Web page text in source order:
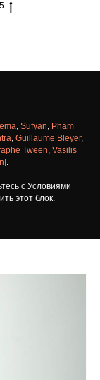
, Sufyan, Phạm
, Guillaume Bleyer,
Tween, Vasilis
].
с Условиями
этот блок.